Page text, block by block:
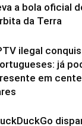
a bola oficial
da Terra
ilegal
já
em